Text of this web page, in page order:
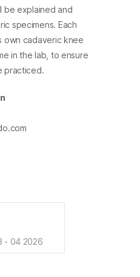
be explained and
specimens. Each
own cadaveric knee
in the lab, to ensure
practiced.
- 04 2026